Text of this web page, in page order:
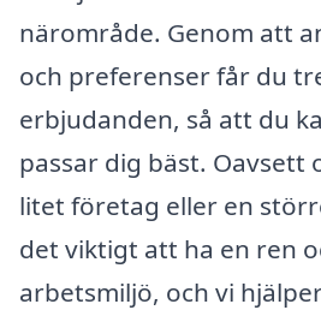
närområde. Genom att
och preferenser får du
erbjudanden, så att du
passar dig bäst. Oavsett
litet företag eller en
det viktigt att ha en ren
arbetsmiljö, och vi